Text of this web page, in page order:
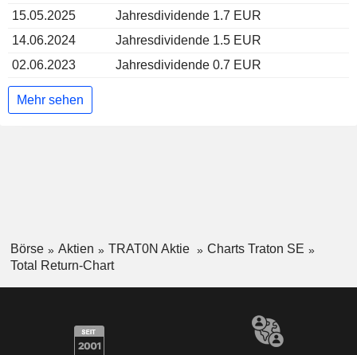
15.05.2025
Jahresdividende 1.7 EUR
14.06.2024
Jahresdividende 1.5 EUR
02.06.2023
Jahresdividende 0.7 EUR
Mehr sehen
Börse Aktien TRAT0N Aktie
Charts Traton SE
Total Return-Chart